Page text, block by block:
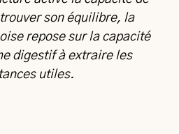
son équilibre, la
repose sur la capacité
digestif à extraire les
utiles.